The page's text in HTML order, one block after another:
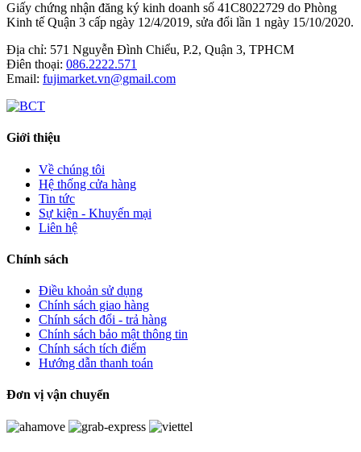
Giấy chứng nhận đăng ký kinh doanh số 41C8022729 do Phòng
Kinh tế Quận 3 cấp ngày 12/4/2019, sửa đổi lần 1 ngày 15/10/2020.
Địa chỉ: 571 Nguyễn Đình Chiểu, P.2, Quận 3, TPHCM
Điên thoại: 086.2222.571
Email: fujimarket.vn@gmail.com
Giới thiệu
Về chúng tôi
Hệ thống cửa hàng
Tin tức
Sự kiện - Khuyến mại
Liên hệ
Chính sách
Điều khoản sử dụng
Chính sách giao hàng
Chính sách đổi - trả hàng
Chính sách bảo mật thông tin
Chính sách tích điểm
Hướng dẫn thanh toán
Đơn vị vận chuyển